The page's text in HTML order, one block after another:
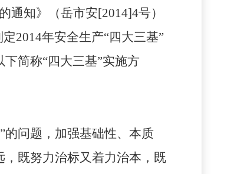
通知》（岳市安[2014]4号）
2014年安全生产“四大三基”
简称“四大三基”实施方
的问题，加强基础性、本质
既努力治标又着力治本，既